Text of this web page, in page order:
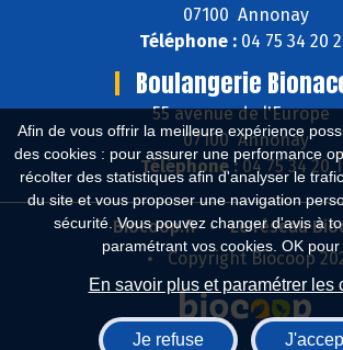
Afin de vous offrir la meilleure expérience
des cookies : pour assurer une performance
récolter des statistiques afin d'analyser le
du site et vous proposer une navigation
sécurité. Vous pouvez changer d'avis à
paramétrant vos cookies. OK
En savoir plus et paramétrer les
Je refuse
07100 Annonay
Téléphone : 04 75 34 20
Boulangerie
55 avenue de l'Europe
07100 Annonay
Téléphone :04 75 34 20
Biocoop.fr
Le réseau
Copyright Biocoop